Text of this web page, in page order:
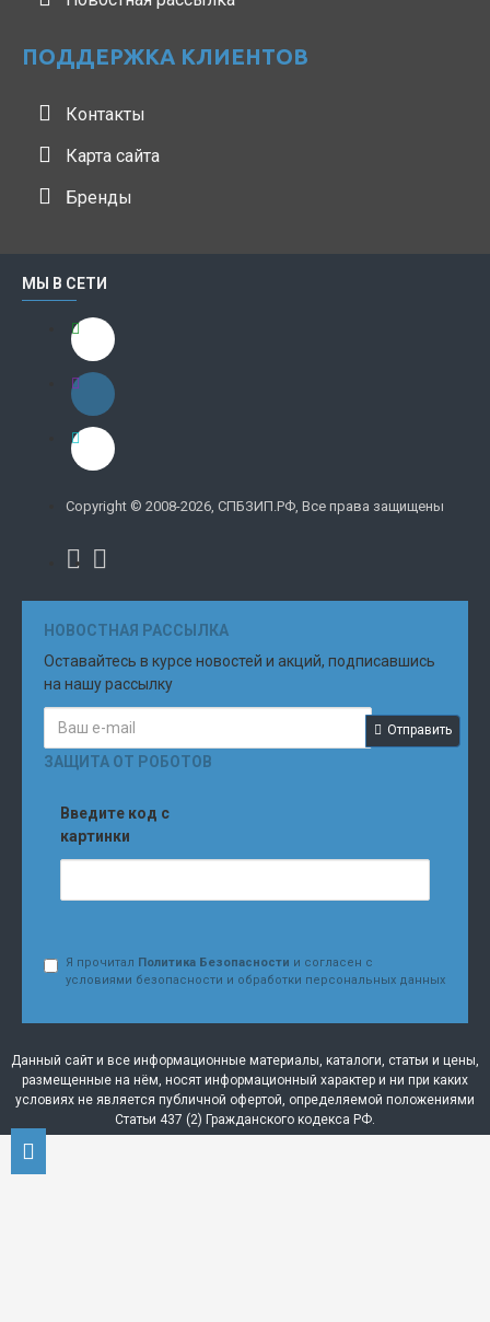
ПОДДЕРЖКА КЛИЕНТОВ
Контакты
Карта сайта
Бренды
МЫ В СЕТИ
Copyright © 2008-2026, СПБЗИП.РФ, Все права защищены
НОВОСТНАЯ РАССЫЛКА
Оставайтесь в курсе новостей и акций, подписавшись
на нашу рассылку
Отправить
ЗАЩИТА ОТ РОБОТОВ
Введите код с
картинки
Я прочитал Политика Безопасности и согласен с
условиями безопасности и обработки персональных данных
Данный сайт и все информационные материалы, каталоги, статьи и цены,
размещенные на нём, носят информационный характер и ни при каких
условиях не является публичной офертой, определяемой положениями
Статьи 437 (2) Гражданского кодекса РФ.